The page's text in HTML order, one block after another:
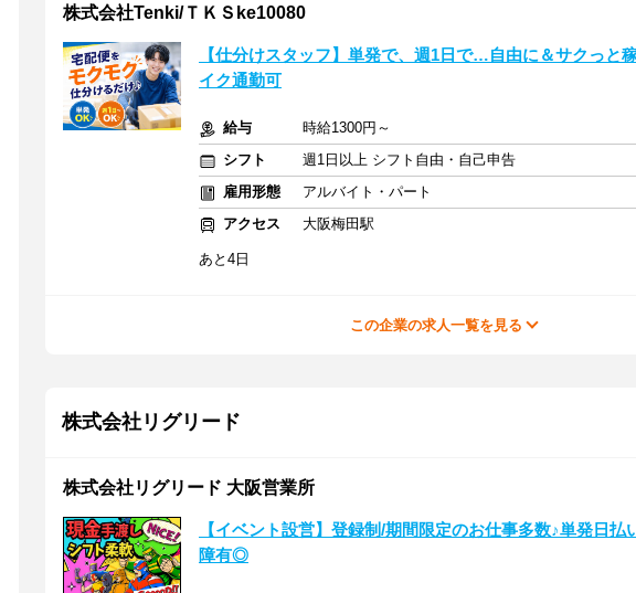
株式会社Tenki/ＴＫＳke10080
【仕分けスタッフ】単発で、週1日で…自由に＆サクっと
イク通勤可
給与
時給1300円～
シフト
週1日以上 シフト自由・自己申告
雇用形態
アルバイト・パート
アクセス
大阪梅田駅
あと4日
この企業の求人一覧を見る
株式会社リグリード
株式会社リグリード 大阪営業所
【イベント設営】登録制/期間限定のお仕事多数♪単発日
障有◎